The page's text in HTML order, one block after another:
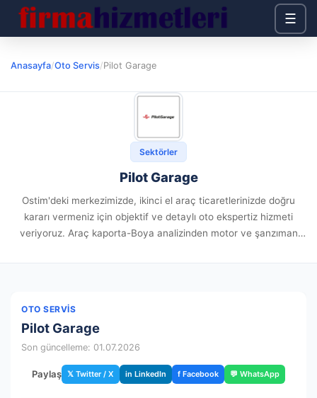
☰
Anasayfa/Oto Servis/Pilot Garage
Sektörler
Pilot Garage
Ostim'deki merkezimizde, ikinci el araç ticaretlerinizde doğru
kararı vermeniz için objektif ve detaylı oto ekspertiz hizmeti
veriyoruz. Araç kaporta-Boya analizinden motor ve şanzıman
OTO SERVIS
Pilot Garage
Son güncelleme: 01.07.2026
Paylaş 𝕏 Twitter / X in LinkedIn f Facebook 💬 WhatsApp